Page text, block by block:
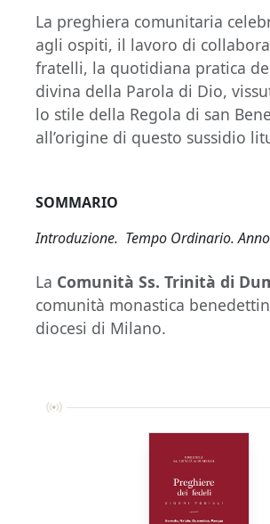
La preghiera comunitaria
agli ospiti, il lavoro di
fratelli, la quotidiana pratica
divina della Parola di Dio,
lo stile della Regola di san
all’origine di questo sussidio
SOMMARIO
Introduzione. Tempo Ordinario.
La Comunità Ss. Trinità di
comunità monastica
diocesi di Milano.